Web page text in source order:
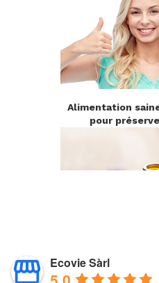
Alimentation
pour
Ecovie Sàrl